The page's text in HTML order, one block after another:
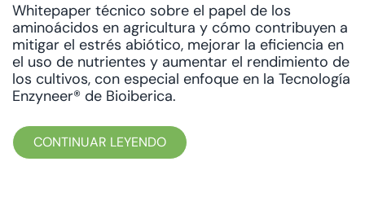
Whitepaper técnico sobre el papel de los
aminoácidos en agricultura y cómo contribuyen a
mitigar el estrés abiótico, mejorar la eficiencia en
el uso de nutrientes y aumentar el rendimiento de
los cultivos, con especial enfoque en la Tecnología
Enzyneer® de Bioiberica.
CONTINUAR LEYENDO